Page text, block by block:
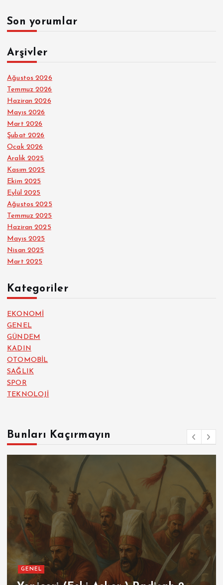
Son yorumlar
Arşivler
Ağustos 2026
Temmuz 2026
Haziran 2026
Mayıs 2026
Mart 2026
Şubat 2026
Ocak 2026
Aralık 2025
Kasım 2025
Ekim 2025
Eylül 2025
Ağustos 2025
Temmuz 2025
Haziran 2025
Mayıs 2025
Nisan 2025
Mart 2025
Kategoriler
EKONOMİ
GENEL
GÜNDEM
KADIN
OTOMOBİL
SAĞLIK
SPOR
TEKNOLOJİ
Bunları Kaçırmayın
GENEL SPOR